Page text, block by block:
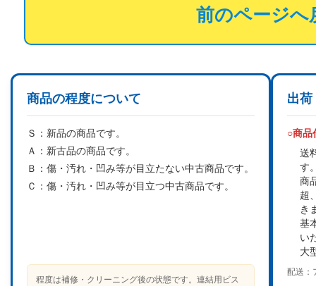
前のページへ
商品の程度について
Ｓ： 新品の商品です。
Ａ： 新古品の商品です。
Ｂ： 傷・汚れ・凹み等が目立たない中古商品です。
Ｃ： 傷・汚れ・凹み等が目立つ中古商品です。
程度は補修・クリーニング後の状態です。連結用ビス
出荷
○商品
送
す
商
超
き
基
い
大
配送：